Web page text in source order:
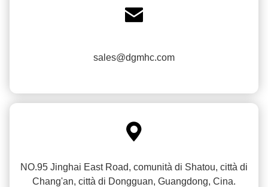

sales@dgmhc.com

NO.95 Jinghai East Road, comunità di Shatou, città di
Chang'an, città di Dongguan, Guangdong, Cina.